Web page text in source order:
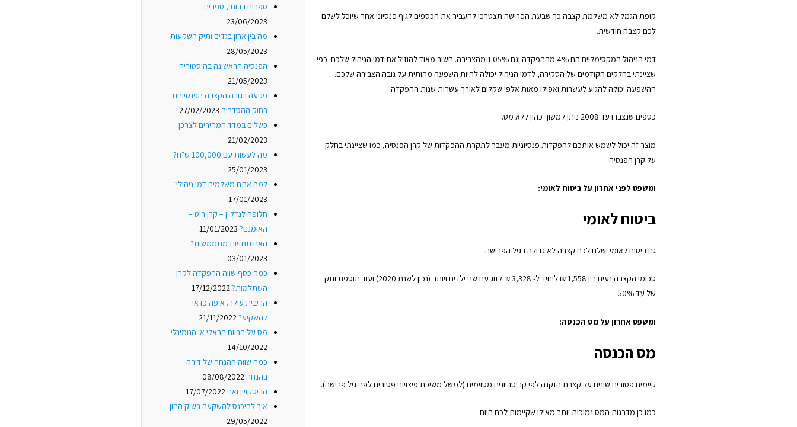
קופת הגמל לא משלמת קצבה כך שבעת הפרישה תצטרכו להעביר את הכספים לגוף פנסיוני אחר שיוכל לשלם
לכם קצבה חודשית.
דמי הניהול המקסימליים הם 4% מההפקדה וגם 1.05% מהצבירה. חשוב מאוד להוזיל את דמי הניהול שלכם. כפי
שציינתי בחלקים הקודמים של הסקירה, לדמי הניהול יכולה להיות השפעה מהותית על גובה הצבירה שלכם.
ההשפעה יכולה להגיע לעשרות ואפילו מאות אלפי שקלים לאורך עשרות שנות ההפקדה.
כספים שנצברו עד 2008 ניתן למשוך כהון ללא מס.
מוצר זה יכול לשמש אותכם להפקדות פנסיוניות מעבר לתקרת ההפקדות של קרן הפנסיה, כמו שציינתי בחלק
על קרן הפנסיה.
ומשפט לפני אחרון על ביטוח לאומי:
ביטוח לאומי
גם ביטוח לאומי ישלם לכם קצבה לא גדולה בגיל הפרישה.
סכומי הקצבה נעים בין 1,558 ₪ ליחיד ל- 3,328 ₪ לזוג עם שני ילדים ויותר (נכון לשנת 2020) ועוד תוספת ותק
של עד 50%.
ומשפט אחרון על מס הכנסה:
מס הכנסה
קיימים פטורים שונים על קצבת הזקנה לפי קריטריונים מסוימים (למשל משיכת פיצויים פטורים לפני גיל פרישה).
כמו כן מדרגות המס נמוכות יותר מאילו שקיימות לכם היום.
ספרים רבותי, ספרים
23/06/2023
מה בין ארון בגדים ותיק השקעות
28/05/2023
הפנסיה הראשונה בהיסטוריה
21/05/2023
פגיעה בגובה הקצבה הפנסיונית
בחוק ההסדרים 27/02/2023
כשלים במדד המחירים לצרכן
21/02/2023
מה לעשות עם 100,000 ש"ח?
25/01/2023
למה אתם משלמים דמי ניהול?
17/01/2023
חלופה לנדל"ן – קרן ריט –
האומנם? 11/01/2023
האם תחזיות מתממשות?
03/01/2023
כמה כסף שווה ההפקדה לקרן
השתלמות?17/12/2022
הריבית עולה. איפה כדאי
להשקיע?21/11/2022
מס על הרווח הראלי או הנומינלי
14/10/2022
כמה שווה ההנחה של דירה
בהנחה08/08/2022
הביטקויין ואני17/07/2022
איך להיכנס להשקעה בשוק ההון
29/05/2022